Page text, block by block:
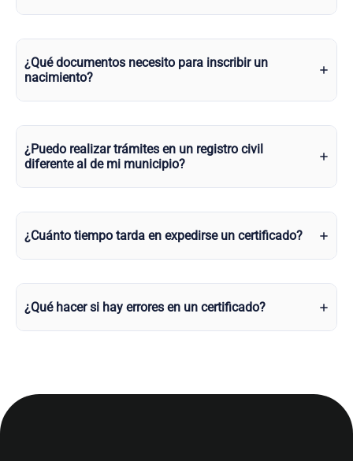
¿Qué documentos necesito para inscribir un
nacimiento?
¿Puedo realizar trámites en un registro civil
diferente al de mi municipio?
¿Cuánto tiempo tarda en expedirse un certificado?
¿Qué hacer si hay errores en un certificado?